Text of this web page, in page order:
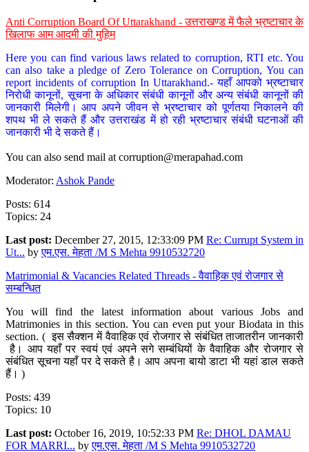
Anti Corruption Board Of Uttarakhand - उत्तराखण्ड में फैले भ्रष्टाचार के
खिलाफ आम आदमी की मुहिम
Here you can find various laws related to corruption, RTI etc. You
can also take a pledge of Zero Tolerance on Corruption, You can
report incidents of corruption In Uttarakhand.- यहाँ आपको भ्रष्टाचार
निरोधी कानूनों, सूचना के अधिकार संबंधी कानूनों और अन्य संबंधी कानूनों की
जानकारी मिलेगी। आप अपने जीवन से भ्रष्टाचार को पूर्णतया निकालने की
शपथ भी ले सकते हैं और उत्तराखंड में हो रही भ्रष्टाचार संबंधी घटनाओं की
जानकारी भी दे सकते हैं।
You can also send mail at corruption@merapahad.com
Moderator: Ashok Pande
Posts: 614
Topics: 24
Last post: December 27, 2015, 12:33:09 PM Re: Currupt System in
Ut... byएम.एस. मेहता /M S Mehta 9910532720
Matrimonial & Vacancies Related Threads - वैवाहिक एवं रोजगार से
सम्बन्धित
You will find the latest information about various Jobs and
Matrimonies in this section. You can even put your Biodata in this
section. ( इस सैक्शन में वैवाहिक एवं रोजगार से संबंधित ताजातरीन जानकारी
है। आप यहाँ पर स्वयं एवं अपने सगे सम्बंधियों के वैवाहिक और रोजगार से
संबंधित सूचना यहाँ पर दे सकते है। आप अपना बायो डाटा भी यहां डाल सकते
हैं। )
Posts: 439
Topics: 10
Last post: October 16, 2019, 10:52:33 PM Re: DHOL DAMAU
FOR MARRI... byएम.एस. मेहता /M S Mehta 9910532720